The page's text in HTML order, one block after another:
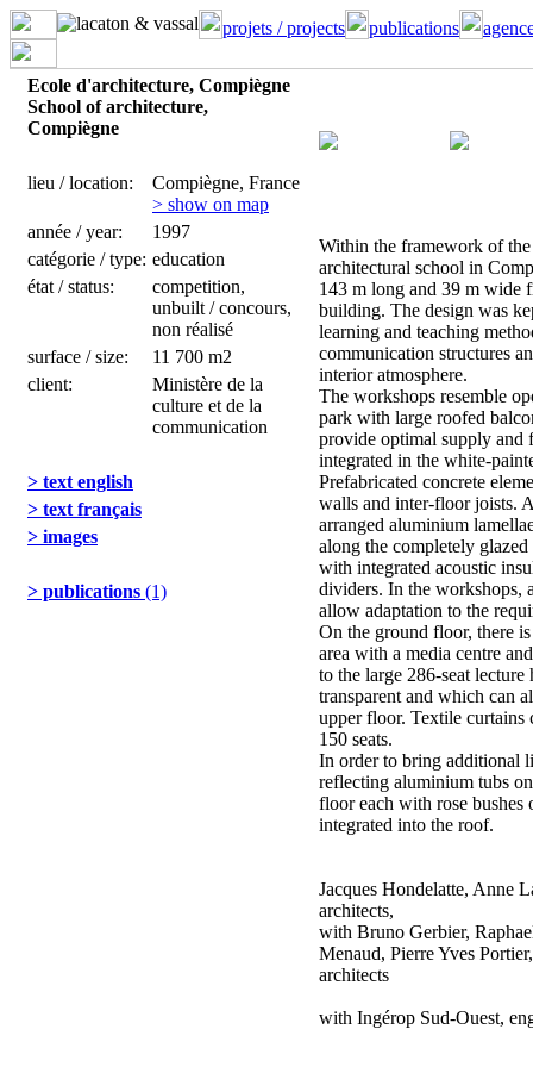
projets / projects publications
Ecole d'architecture, Compiègne
School of architecture,
Compiègne
lieu / location:
Compiègne, France
> show on map
année / year:
1997
catégorie / type: education
état / status:
competition,
unbuilt / concours,
non réalisé
surface / size:
11 700 m2
client:
Ministère de la
culture et de la
communication
> text english
> text français
> images
> publications (1)
Within the framework of
architectural school in
143 m long and 39 m wide
building. The design was
learning and teaching
communication structures
interior atmosphere.
The workshops resemble
park with large roofed
provide optimal supply
integrated in the white-
Prefabricated concrete
walls and inter-floor joists.
arranged aluminium
along the completely
with integrated acoustic
dividers. In the workshops,
allow adaptation to the
On the ground floor, there
area with a media centre
to the large 286-seat lecture
transparent and which can
upper floor. Textile curtains
150 seats.
In order to bring additional
reflecting aluminium tubs
floor each with rose bushes
integrated into the roof.
Jacques Hondelatte, Anne
architects,
with Bruno Gerbier,
Menaud, Pierre Yves
architects
with Ingérop Sud-Ouest,